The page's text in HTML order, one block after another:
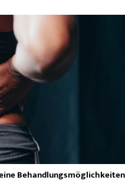
Behandlungsmöglichkeiten